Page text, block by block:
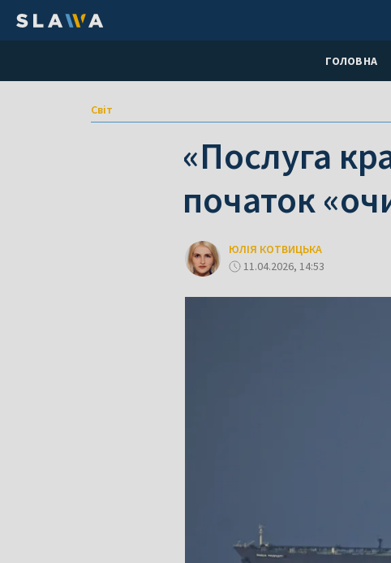
ГОЛОВНА
Світ
«Послуга
початок
ЮЛІЯ КОТВИЦЬКА
11.04.2026, 14:53